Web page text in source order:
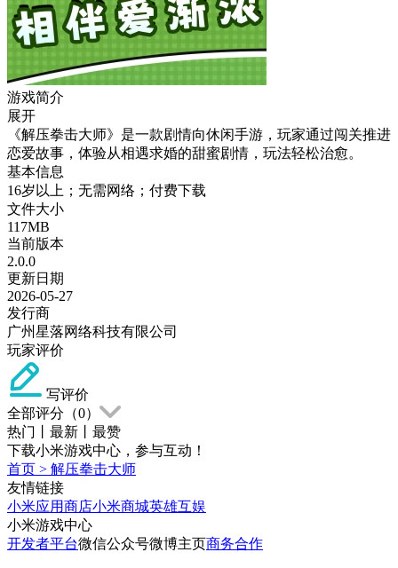
游戏简介
展开
《解压拳击大师》是一款剧情向休闲手游，玩家通过闯关推进
恋爱故事，体验从相遇求婚的甜蜜剧情，玩法轻松治愈。
基本信息
16岁以上；无需网络；付费下载
文件大小
117MB
当前版本
2.0.0
更新日期
2026-05-27
发行商
广州星落网络科技有限公司
玩家评价
写评价
全部评分（0）
热门
最新
最赞
下载小米游戏中心，参与互动！
首页 > 解压拳击大师
友情链接
小米应用商店小米商城英雄互娱
小米游戏中心
开发者平台微信公众号微博主页商务合作